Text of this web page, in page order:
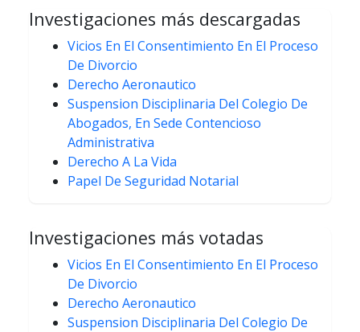
Investigaciones más descargadas
Vicios En El Consentimiento En El Proceso
De Divorcio
Derecho Aeronautico
Suspension Disciplinaria Del Colegio De
Abogados, En Sede Contencioso
Administrativa
Derecho A La Vida
Papel De Seguridad Notarial
Investigaciones más votadas
Vicios En El Consentimiento En El Proceso
De Divorcio
Derecho Aeronautico
Suspension Disciplinaria Del Colegio De